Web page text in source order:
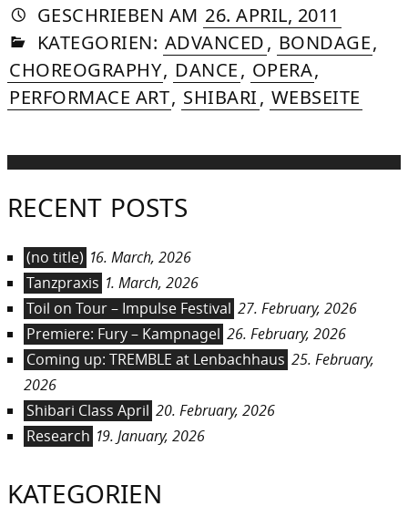
GESCHRIEBEN VON
AUTORIN
DASNIYA
SOMMER
AM 26. APRIL, 2011
APRIL,
IN
KATEGORIEN: ADVANCED, BONDAGE,
CHOREOGRAPHY, DANCE, OPERA,
PERFORMACE ART, SHIBARI, WEBSEITE
RECENT POSTS
(no title) 16. March, 2026
Tanzpraxis 1. March, 2026
Toil on Tour – Impulse Festival 27. February, 2026
Premiere: Fury – Kampnagel 26. February, 2026
Coming up: TREMBLE at Lenbachhaus 25. February,
2026
Shibari Class April 20. February, 2026
Research 19. January, 2026
KATEGORIEN